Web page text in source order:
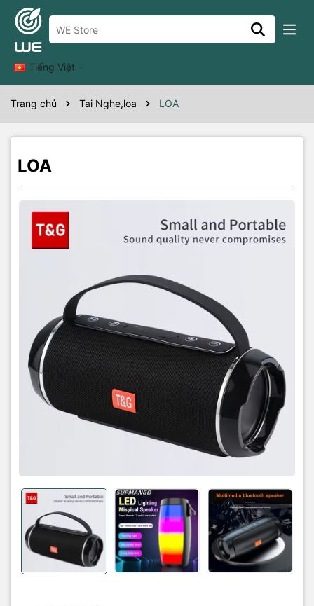
Tiếng Việt
Trang chủ Tai Nghe,loa LOA
LOA
Thông số kỹ thuật